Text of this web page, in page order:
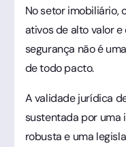
No setor imobiliário,
ativos de alto valor
segurança não é
de todo pacto.
A validade jurídica
sustentada por uma
robusta e uma